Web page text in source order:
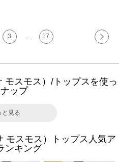
3 17
モスモス）/トップスを使っ
ップ
と見る
モスモス）トップス人気ア
ンキング